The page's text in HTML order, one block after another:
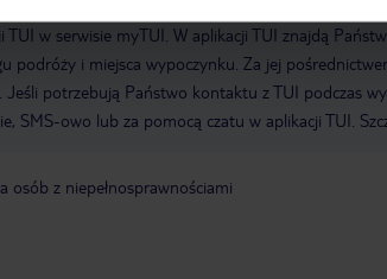
TUI w serwisie myTUI. W aplikacji TUI znajdą
podróży i miejsca wypoczynku. Za jej
potrzebują Państwo kontaktu z TUI podczas
SMS-owo lub za pomocą czatu w aplikacji TUI.
z niepełnosprawnościami